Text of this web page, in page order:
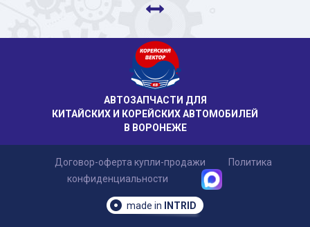
АВТОЗАПЧАСТИ ДЛЯ
КИТАЙСКИХ И КОРЕЙСКИХ АВТОМОБИЛЕЙ
В ВОРОНЕЖЕ
Договор-оферта купли-продажи
Политика
конфиденциальности
made in INTRID